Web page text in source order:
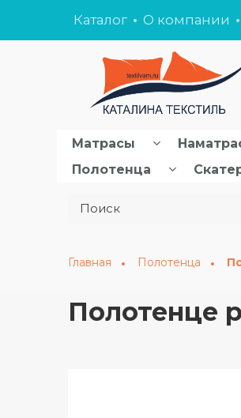
Каталог О компании
Матрасы
Полотенца
Главная Полотенца
Полотенце